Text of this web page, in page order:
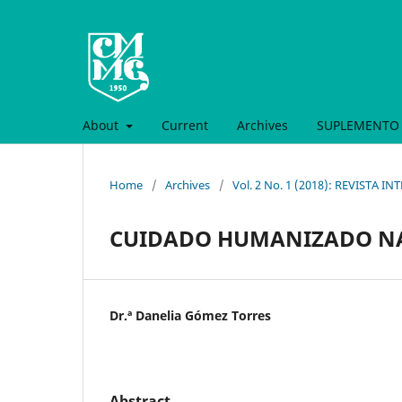
About Current Archives
Home / Archives / Vol. 2 No. 1 (2018): REVISTA
CUIDADO HUMANIZADO
Dr.ª Danelia Gómez Torres